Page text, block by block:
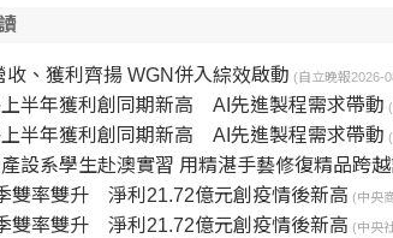
收、獲利齊揚 WGN併入綜效啟動 (自立晚報2026-
半年獲利創同期新高 AI先進製程需求帶動
半年獲利創同期新高 AI先進製程需求帶動
設系學生赴澳實習 用精湛手藝修復精品跨
雙率雙升 淨利21.72億元創疫情後新高 (中央
雙率雙升 淨利21.72億元創疫情後新高 (中央